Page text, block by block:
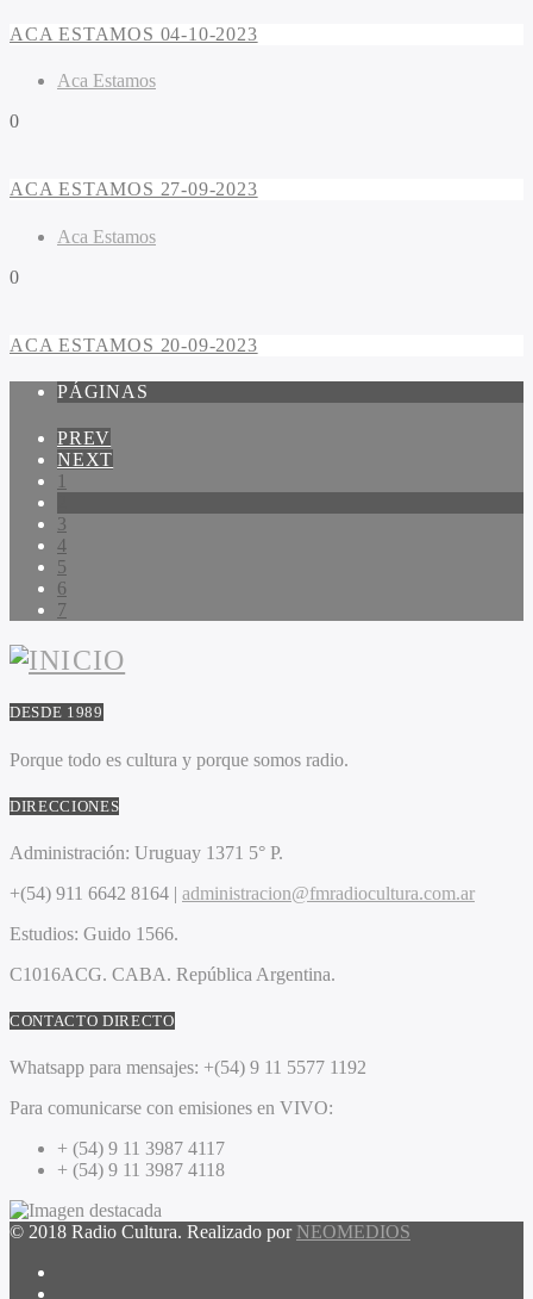
ACA ESTAMOS 04-10-2023
Aca Estamos
0
ACA ESTAMOS 27-09-2023
Aca Estamos
0
ACA ESTAMOS 20-09-2023
PÁGINAS
PREV
NEXT
1
3
4
5
6
7
DESDE 1989
Porque todo es cultura y porque somos radio.
DIRECCIONES
Administración: Uruguay 1371 5° P.
+(54) 911 6642 8164 | administracion@fmradiocultura.com.ar
Estudios: Guido 1566.
C1016ACG. CABA. República Argentina.
CONTACTO DIRECTO
Whatsapp para mensajes: +(54) 9 11 5577 1192
Para comunicarse con emisiones en VIVO:
+ (54) 9 11 3987 4117
+ (54) 9 11 3987 4118
© 2018 Radio Cultura. Realizado por NEOMEDIOS